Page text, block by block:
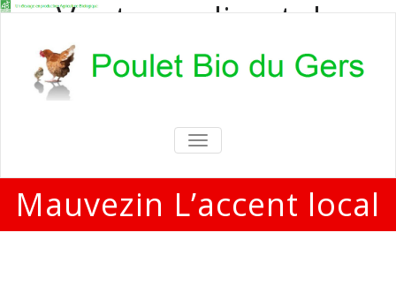
Vente en direct de
poulets bio
Vente en direct de poulets bio aux
particuliers et professionnels
TOGGLE
NAVIGATION
Mauvezin L’accent local